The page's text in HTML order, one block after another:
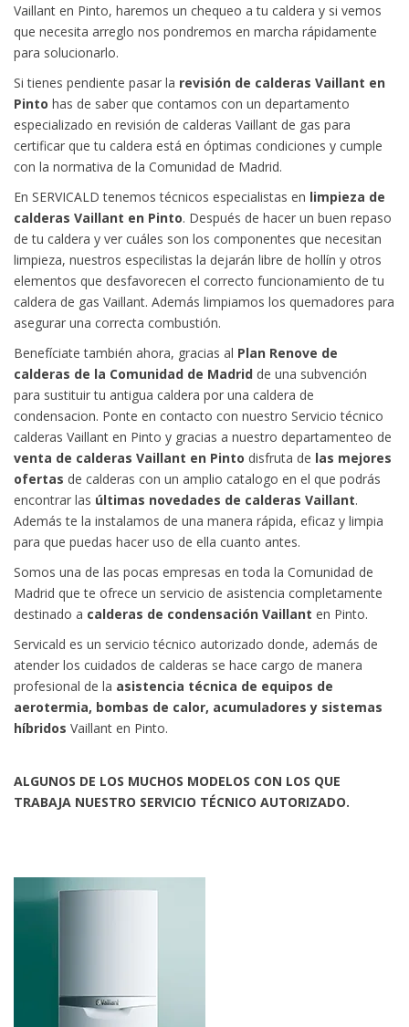
Vaillant en Pinto, haremos un chequeo a tu caldera y si vemos
que necesita arreglo nos pondremos en marcha rápidamente
para solucionarlo.
Si tienes pendiente pasar la revisión de calderas Vaillant en
Pinto has de saber que contamos con un departamento
especializado en revisión de calderas Vaillant de gas para
certificar que tu caldera está en óptimas condiciones y cumple
con la normativa de la Comunidad de Madrid.
En SERVICALD tenemos técnicos especialistas en limpieza de
calderas Vaillant en Pinto. Después de hacer un buen repaso
de tu caldera y ver cuáles son los componentes que necesitan
limpieza, nuestros especilistas la dejarán libre de hollín y otros
elementos que desfavorecen el correcto funcionamiento de tu
caldera de gas Vaillant. Además limpiamos los quemadores para
asegurar una correcta combustión.
Benefíciate también ahora, gracias al Plan Renove de
calderas de la Comunidad de Madrid de una subvención
para sustituir tu antigua caldera por una caldera de
condensacion. Ponte en contacto con nuestro Servicio técnico
calderas Vaillant en Pinto y gracias a nuestro departamenteo de
venta de calderas Vaillant en Pinto disfruta de las mejores
ofertas de calderas con un amplio catalogo en el que podrás
encontrar las últimas novedades de calderas Vaillant.
Además te la instalamos de una manera rápida, eficaz y limpia
para que puedas hacer uso de ella cuanto antes.
Somos una de las pocas empresas en toda la Comunidad de
Madrid que te ofrece un servicio de asistencia completamente
destinado a calderas de condensación Vaillant en Pinto.
Servicald es un servicio técnico autorizado donde, además de
atender los cuidados de calderas se hace cargo de manera
profesional de la asistencia técnica de equipos de
aerotermia, bombas de calor, acumuladores y sistemas
híbridos Vaillant en Pinto.
ALGUNOS DE LOS MUCHOS MODELOS CON LOS QUE
TRABAJA NUESTRO SERVICIO TÉCNICO AUTORIZADO.